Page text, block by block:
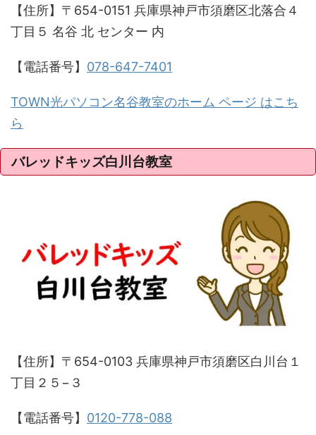
【住所】〒654-0151 兵庫県神戸市須磨区北落合４
丁目５ 名谷 北 センター 内
【電話番号】 078-647-7401
TOWN光パソコン名谷教室のホーム ページ はこち
ら
バレッドキッズ白川台教室
【住所】〒654-0103 兵庫県神戸市須磨区白川台１
丁目２５−３
【電話番号】 0120-778-088